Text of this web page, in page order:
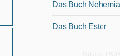
Das Buch Nehemia
Das Buch Ester